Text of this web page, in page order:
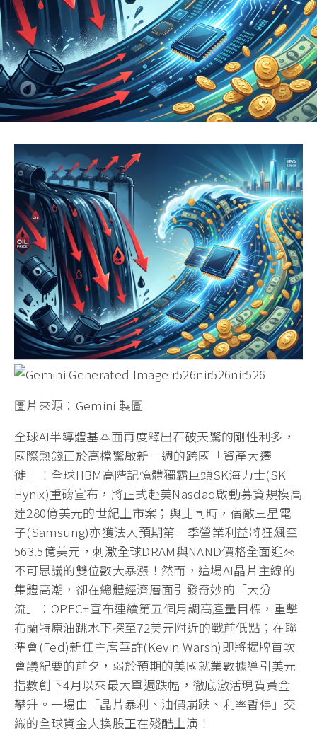
圖片來源：Gemini 製圖
全球AI半導體基本面再度釋出石破天驚的剛性利多，
國際熱錢正於高檔驚啟新一週的跨國「資產大遷
徙」！全球HBM高階記憶體獨霸巨頭SK海力士(SK
Hynix)重磅宣布，將正式赴美Nasdaq啟動募資規模高
達280億美元的世紀上市案；與此同時，宿敵三星電
子(Samsung)亦獲法人預期第二季營業利益將狂飆至
563.5億美元，刺激全球DRAM與NAND價格全面迎來
不可思議的雙位數大暴漲！然而，這場AI晶片主線的
集體高潮，卻在總體經濟層面引發奇妙的「大分
流」：OPEC+宣布連續第五個月調高產量目標，重擊
布蘭特原油跳水下探至72美元附近的戰前低點；在聯
準會(Fed)新任主席華許(Kevin Warsh)即將揭牌首次
會議紀要的前夕，弱於預期的美國就業數據導引美元
指數創下4月以來最大單週跌幅，徹底激活現貨黃金
攀升。一場由「晶片暴利、油價崩跌、利率暫停」交
織的全球資金大換股正在殘酷上演！